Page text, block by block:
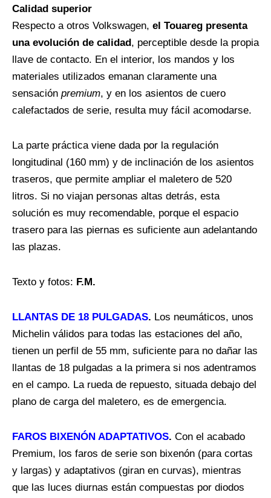
Calidad superior
Respecto a otros Volkswagen, el Touareg presenta
una evolución de calidad , perceptible desde la propia
llave de contacto. En el interior, los mandos y los
materiales utilizados emanan claramente una
sensación premium, y en los asientos de cuero
calefactados de serie, resulta muy fácil acomodarse.
La parte práctica viene dada por la regulación
longitudinal (160 mm) y de inclinación de los asientos
traseros, que permite ampliar el maletero de 520
litros. Si no viajan personas altas detrás, esta
solución es muy recomendable, porque el espacio
trasero para las piernas es suficiente aun adelantando
las plazas.
Texto y fotos: F.M.
LLANTAS DE 18 PULGADAS. Los neumáticos, unos
Michelin válidos para todas las estaciones del año,
tienen un perfil de 55 mm, suficiente para no dañar las
llantas de 18 pulgadas a la primera si nos adentramos
en el campo. La rueda de repuesto, situada debajo del
plano de carga del maletero, es de emergencia.
FAROS BIXENÓN ADAPTATIVOS. Con el acabado
Premium, los faros de serie son bixenón (para cortas
y largas) y adaptativos (giran en curvas), mientras
que las luces diurnas están compuestas por diodos